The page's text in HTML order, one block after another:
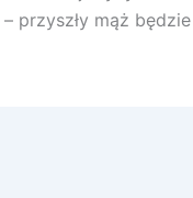
przyszły mąż będzie